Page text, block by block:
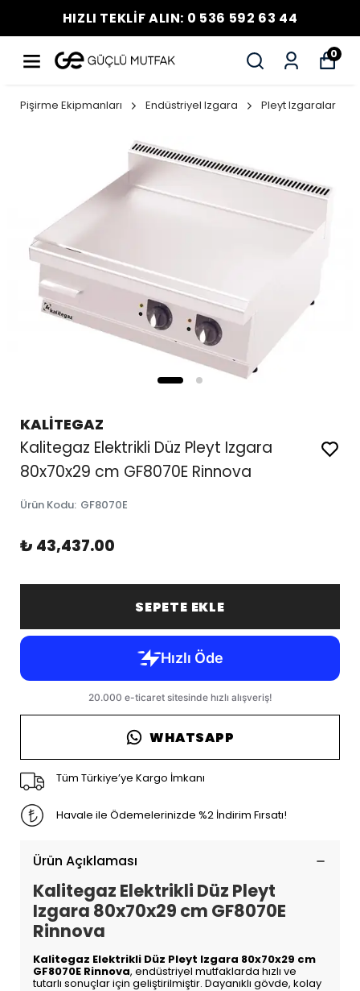
HIZLI TEKLİF ALIN: 0 536 592 63 44
0
Pişirme Ekipmanları Endüstriyel Izgara Pleyt Izgaralar
KALİTEGAZ
Kalitegaz Elektrikli Düz Pleyt Izgara
80x70x29 cm GF8070E Rinnova
Ürün Kodu: GF8070E
₺ 43,437.00
SEPETE EKLE
WHATSAPP
Tüm Türkiye’ye Kargo İmkanı
Havale ile Ödemelerinizde %2 İndirim Fırsatı!
Ürün Açıklaması
Kalitegaz Elektrikli Düz Pleyt
Izgara 80x70x29 cm GF8070E
Rinnova
Kalitegaz Elektrikli Düz Pleyt Izgara 80x70x29 cm
GF8070E Rinnova, endüstriyel mutfaklarda hızlı ve
tutarlı sonuçlar için geliştirilmiştir. Dayanıklı gövde, kolay